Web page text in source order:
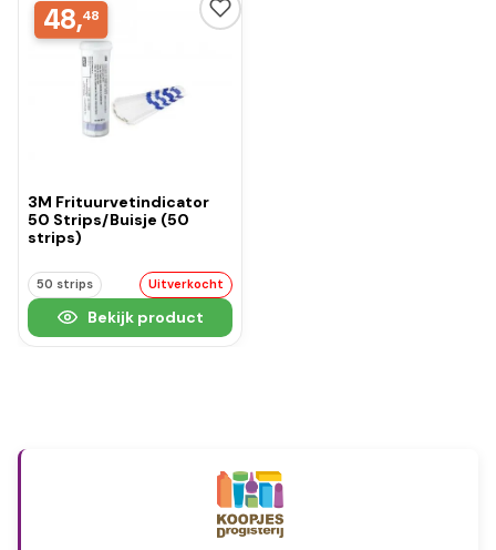
48,48
3M Frituurvetindicator
50 Strips/Buisje (50
strips)
50 strips Uitverkocht
Bekijk product